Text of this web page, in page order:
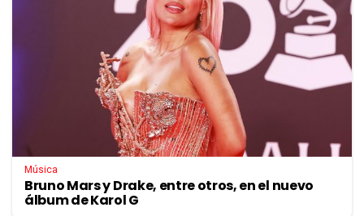
Música
Bruno Mars y Drake, entre otros, en el nuevo
álbum de Karol G